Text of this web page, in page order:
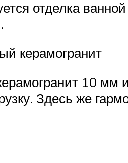
отделка
керамогранит
10
Здесь же